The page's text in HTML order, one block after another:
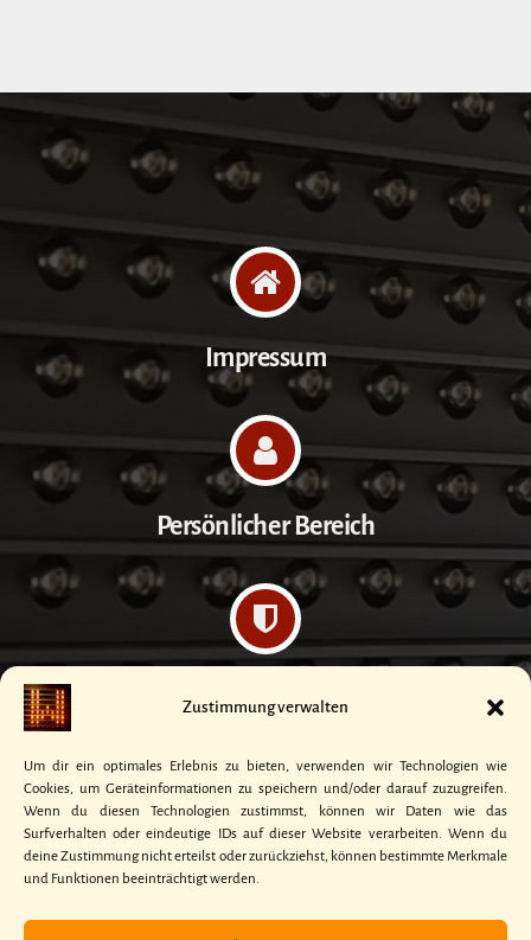
Zustimmung verwalten
Um dir ein optimales Erlebnis zu bieten, verwenden wir Technologien wie
Cookies, um Geräteinformationen zu speichern und/oder darauf zuzugreifen.
Wenn du diesen Technologien zustimmst, können wir Daten wie das
Surfverhalten oder eindeutige IDs auf dieser Website verarbeiten. Wenn du
deine Zustimmung nicht erteilst oder zurückziehst, können bestimmte Merkmale
und Funktionen beeinträchtigt werden.
Impressum
Persönlicher Bereich
Datenschutzerklärung
Kontakt